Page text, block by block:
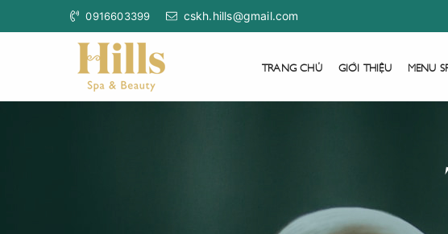
0916603399 cskh.hills@gmail.com
TRANG CHỦ GIỚI THIỆU MENU